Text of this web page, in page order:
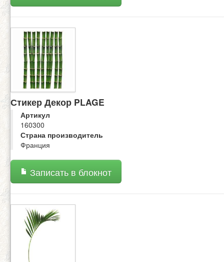
Стикер Декор PLAGE
Артикул
160300
Страна производитель
Франция
Записать в блокнот